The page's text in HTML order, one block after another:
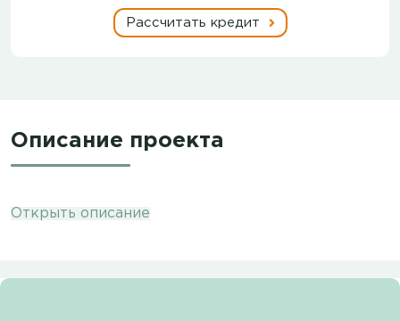
Рассчитать кредит
Описание проекта
Открыть описание